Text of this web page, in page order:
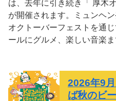
は、去年に引き続き「 厚木
が開催されます。ミュンヘ
オクトーバーフェストを通
ールにグルメ、楽しい音楽ま
2026年9
ば秋のビ